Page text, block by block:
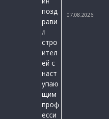
07.08.2026